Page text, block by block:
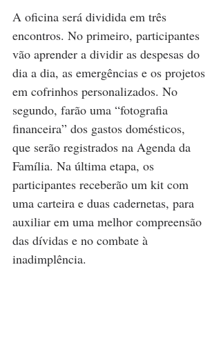
A oficina será dividida em três
encontros. No primeiro, participantes
vão aprender a dividir as despesas do
dia a dia, as emergências e os projetos
em cofrinhos personalizados. No
segundo, farão uma “fotografia
financeira” dos gastos domésticos,
que serão registrados na Agenda da
Família. Na última etapa, os
participantes receberão um kit com
uma carteira e duas cadernetas, para
auxiliar em uma melhor compreensão
das dívidas e no combate à
inadimplência.